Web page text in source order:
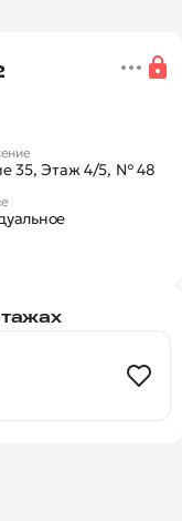
в
35, Этаж 4/5, № 48